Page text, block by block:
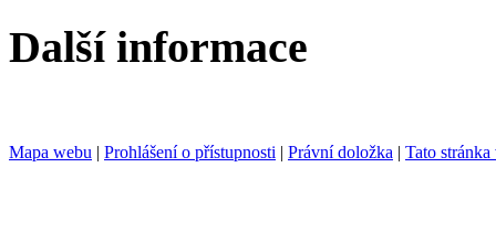
Další informace
Mapa webu | Prohlášení o přístupnosti | Právní doložka | Tato